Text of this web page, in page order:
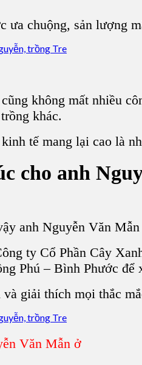
chuộng, sản lượng
không mất nhiều
khác.
tế mang lại cao là
cho anh
anh Nguyễn Văn
ty Cổ Phần Cây
Phú – Bình Phước để
giải thích mọi thắc
Văn Mẫn ở